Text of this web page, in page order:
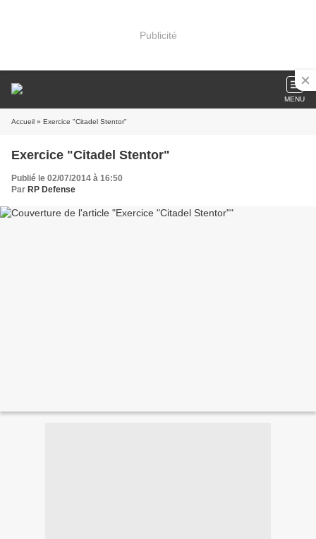
Publicité
MENU
Accueil » Exercice "Citadel Stentor"
Exercice "Citadel Stentor"
Publié le 02/07/2014 à 16:50
Par RP Defense